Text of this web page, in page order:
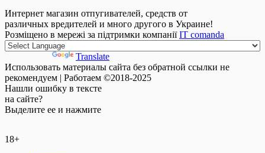
Интернет магазин отпугивателей, средств от
различных вредителей и много другого в Украине!
Розміщено в мережі за підтримки компаніїIT comanda
Translate
Использовать материалы сайта без обратной ссылки не
рекомендуем | Работаем ©2018-2025
Нашли ошибку в тексте
на сайте?
Выделите ее и нажмите
18+